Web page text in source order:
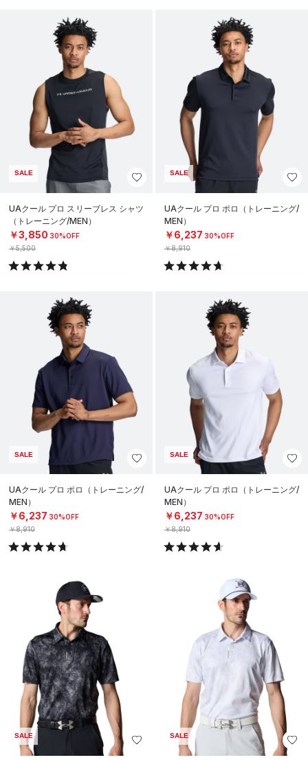
SALE
UAクール プロ スリーブレス シャツ
（トレーニング/MEN）
￥3,850 30%OFF
￥5,500
SALE
UAクール プロ ポロ（トレーニング/
MEN）
￥6,237 30%OFF
￥8,910
SALE
UAクール プロ ポロ（トレーニング/
MEN）
￥6,237 30%OFF
￥8,910
SALE
UAクール プロ ポロ（トレーニング/
MEN）
￥6,237 30%OFF
￥8,910
SALE SALE